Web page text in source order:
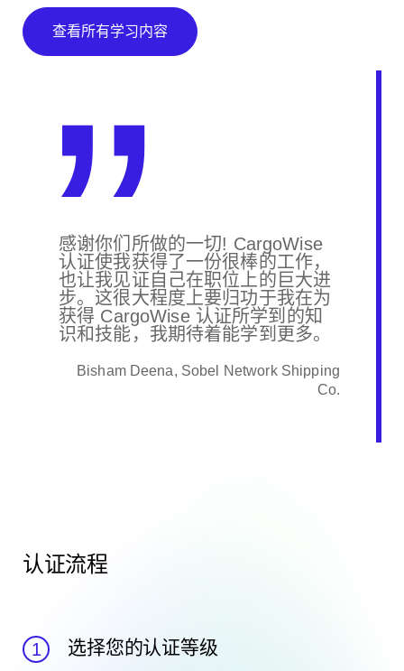
查看所有学习内容
感谢你们所做的一切! CargoWise
认证使我获得了一份很棒的工作，
也让我见证自己在职位上的巨大进
步。这很大程度上要归功于我在为
获得 CargoWise 认证所学到的知
识和技能，我期待着能学到更多。
Bisham Deena, Sobel Network Shipping
Co.
认证流程
选择您的认证等级